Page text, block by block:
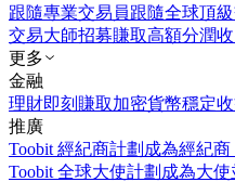
跟隨專業交易員跟隨全球頂
交易大師招募賺取高額分潤收
更多
金融
理財即刻賺取加密貨幣穩定
推廣
Toobit 經紀商計劃 成為經紀商
Toobit 全球大使計劃 成為大使